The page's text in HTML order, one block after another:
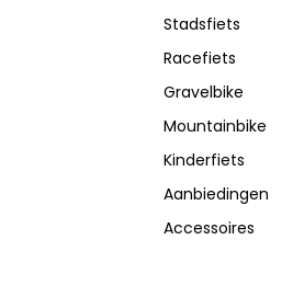
Stadsfiets
Racefiets
Gravelbike
Mountainbike
Kinderfiets
Aanbiedingen
Accessoires